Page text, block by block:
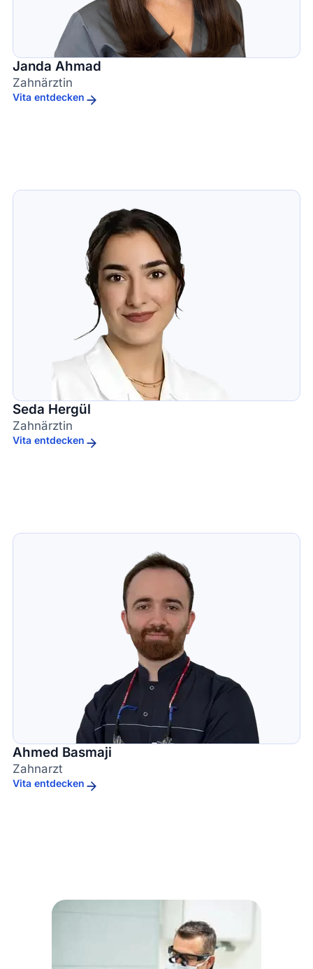
Janda Ahmad
Zahnärztin
Vita entdecken
Seda Hergül
Zahnärztin
Vita entdecken
Ahmed Basmaji
Zahnarzt
Vita entdecken